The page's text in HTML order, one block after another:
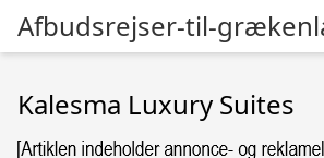
Afbudsrejser-til-
Kalesma Luxury Suites